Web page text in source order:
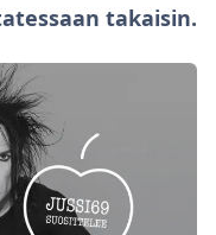
takaisin.